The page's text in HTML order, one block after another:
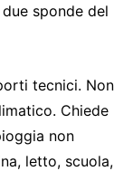
sponde del
tecnici. Non
Chiede
non
letto, scuola,